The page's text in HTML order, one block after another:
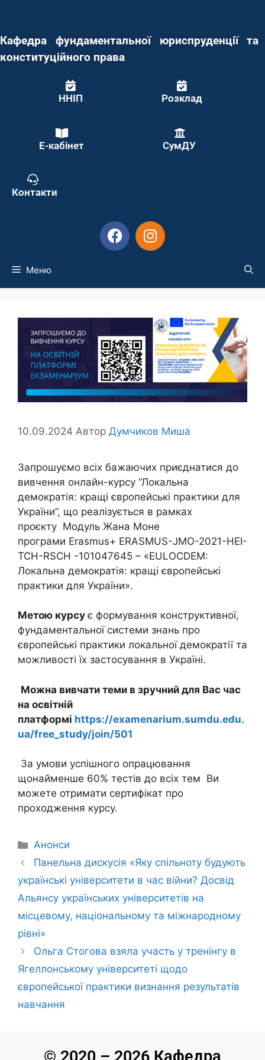
Кафедра фундаментальної юриспруденції та
конституційного права
ННІП Розклад
Е-кабінет СумДУ
Контакти
Меню
10.09.2024 Автор Думчиков Миша
Запрошуємо всіх бажаючих приєднатися до
вивчення онлайн-курсу “Локальна
демократія: кращі європейські практики для
України”, що реалізується в рамках
проєкту Модуль Жана Моне
програми Erasmus+ ERASMUS-JMO-2021-HEI-
TCH-RSCH -101047645 – «EULOCDEM:
Локальна демократія: кращі європейські
практики для України».
Метою курсу є формування конструктивної,
фундаментальної системи знань про
європейські практики локальної демократії та
можливості їх застосування в Україні.
Можна вивчати теми в зручний для Вас час
на освітній
платформі https://examenarium.sumdu.edu.
ua/free_study/join/501
За умови успішного опрацювання
щонайменше 60% тестів до всіх тем Ви
можете отримати сертифікат про
проходження курсу.
Анонси
Панельна дискусія «Яку спільноту будують
українські університети в час війни? Досвід
Альянсу українських університетів на
місцевому, національному та міжнародному
рівні»
Ольга Стогова взяла участь у тренінгу в
Ягеллонському університеті щодо
європейської практики визнання результатів
навчання